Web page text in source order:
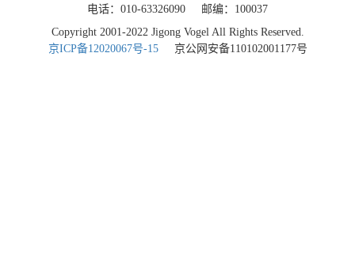
电话：010-63326090
邮编：100037
Copyright 2001-2022 Jigong Vogel All Rights Reserved.
京ICP备12020067号-15
京公网安备110102001177号